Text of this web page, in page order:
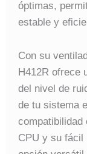
óptimas,
estable y
Con su
H412R ofrece
del nivel de
de tu sistema
compatibilidad
CPU y su fácil